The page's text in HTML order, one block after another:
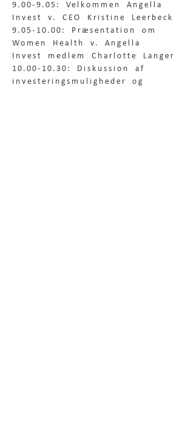
9.00-9.05: Velkommen Angella
Invest v. CEO Kristine Leerbeck
9.05-10.00: Præsentation om
Women Health v. Angella
Invest medlem Charlotte Langer
10.00-10.30: Diskussion af
investeringsmuligheder og